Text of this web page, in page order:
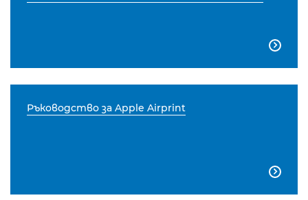

Ръководство за Apple Airprint
